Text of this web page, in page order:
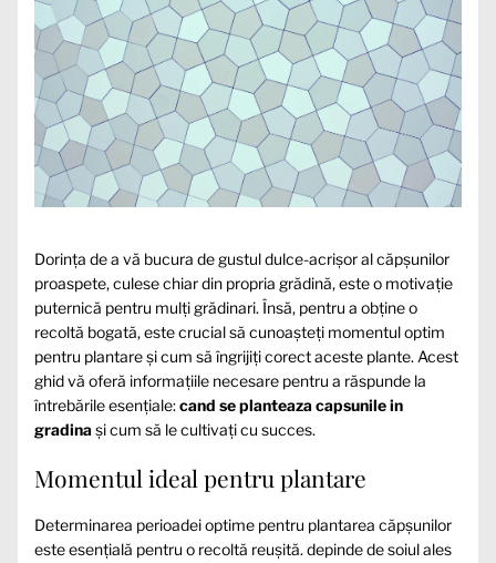
Dorința de a vă bucura de gustul dulce-acrișor al căpșunilor
proaspete, culese chiar din propria grădină, este o motivație
puternică pentru mulți grădinari. Însă, pentru a obține o
recoltă bogată, este crucial să cunoașteți momentul optim
pentru plantare și cum să îngrijiți corect aceste plante. Acest
ghid vă oferă informațiile necesare pentru a răspunde la
întrebările esențiale:cand se planteaza capsunile in
gradinași cum să le cultivați cu succes.
Momentul ideal pentru plantare
Determinarea perioadei optime pentru plantarea căpșunilor
este esențială pentru o recoltă reușită. depinde de soiul ales